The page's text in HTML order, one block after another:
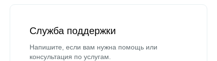
Служба поддержки
Напишите, если вам нужна помощь или
консультация по услугам.